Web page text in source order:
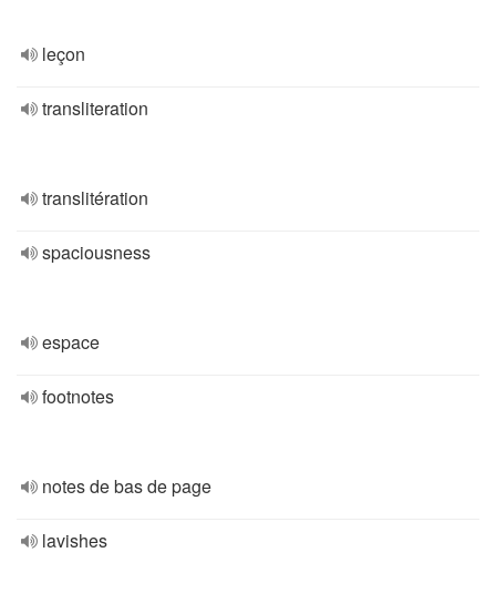
leçon
transliteration
translitération
spaciousness
espace
footnotes
notes de bas de page
lavishes